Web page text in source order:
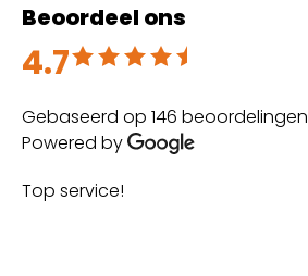
Beoordeel ons
4.7
Beoordeeld met 4.7 uit 5
Gebaseerd op 146 beoordelingen
Powered by
Top service!